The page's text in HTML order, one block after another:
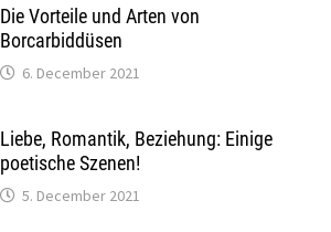
Die Vorteile und Arten von
Borcarbiddüsen
6. December 2021
Liebe, Romantik, Beziehung: Einige
poetische Szenen!
5. December 2021